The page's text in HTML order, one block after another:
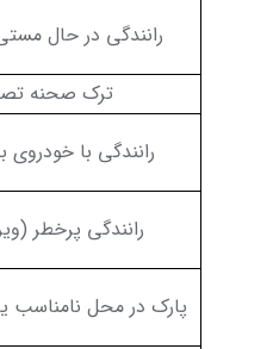
رانندگی در حال
ترک صحنه
رانندگی با خودروی
رانندگی پرخطر
پارک در محل نامناسب